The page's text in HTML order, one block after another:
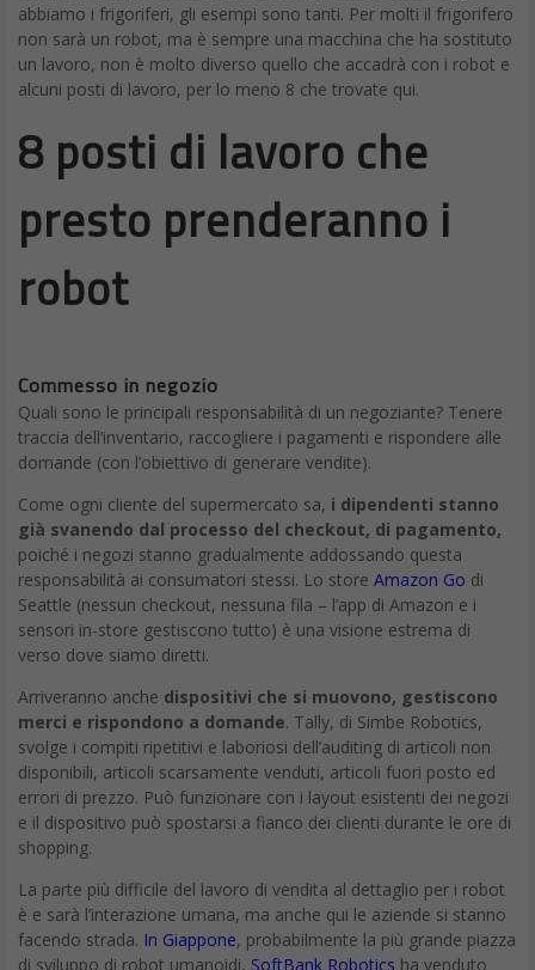
Pepper è un robot umanoide in grado di parlare, gesticolare e
interpretare le emozioni umane. È in grado di sostituire l’uomo nel
lavoro di commesso in un negozio
Analista dei dati
I robot Pepper
e Tally sono quelli che molti considerano robot
“reali”, capaci di azioni fisiche autonome negli stessi ambienti
usualmente preposti alle persone.
Ma quando si tratta di spostare il lavoro verso l’
intelligenza
artificiale
, alcune delle posizioni più vulnerabili non richiedono
nulla di più fisico di una sequenza di tasti. Se un robot può
apprendere ciò che dovrebbe essere disposto nei corridoi di un
negozio (e cosa fare quando qualcosa è fuori posto), quindi
guardare il flusso di dati finanziari per vedere cosa è normale e
cosa è fuori posto è facile.
Prodotti software come Automation Anywhere, Datamatics e
Blue Prism possono automatizzare una serie di lavori d’ufficio. I
sistemi possono essere addestrati “guardando” i dati da un file
Excel. Poi c’è l’analisi: prodotti come Halo di